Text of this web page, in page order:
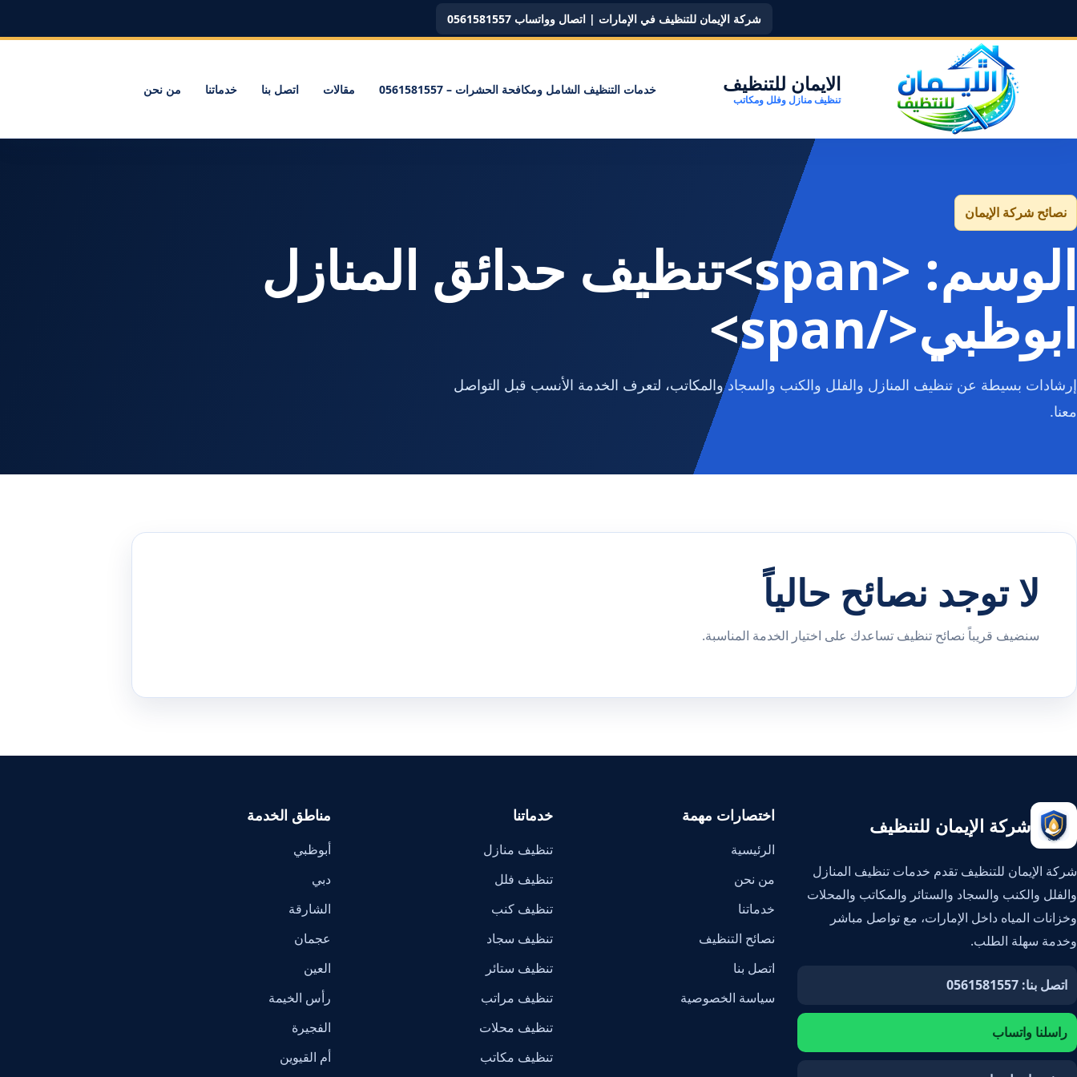
شركة الإيمان للتنظيف في الإمارات | اتصال وواتساب 0561581557
الايمان للتنظيف
تنظيف منازل وفلل ومكاتب
خدمات التنظيف الشامل ومكافحة الحشرات – 0561581557 مقالات اتصل بنا خدماتنا من نحن
نصائح شركة الإيمان
الوسم: <span>تنظيف حدائق المنازل
ابوظبي</span>
إرشادات بسيطة عن تنظيف المنازل والفلل والكنب والسجاد والمكاتب، لتعرف الخدمة الأنسب قبل التواصل
معنا.
لا توجد نصائح حالياً
سنضيف قريباً نصائح تنظيف تساعدك على اختيار الخدمة المناسبة.
شركة الإيمان للتنظيف
شركة الإيمان للتنظيف تقدم خدمات تنظيف المنازل
والفلل والكنب والسجاد والستائر والمكاتب والمحلات
وخزانات المياه داخل الإمارات، مع تواصل مباشر
وخدمة سهلة الطلب.
اتصل بنا: 0561581557
راسلنا واتساب
اختصارات مهمة
الرئيسية
من نحن
خدماتنا
نصائح التنظيف
اتصل بنا
سياسة الخصوصية
خدماتنا
تنظيف منازل
تنظيف فلل
تنظيف كنب
تنظيف سجاد
تنظيف ستائر
تنظيف مراتب
تنظيف محلات
تنظيف مكاتب
مناطق الخدمة
أبوظبي
دبي
الشارقة
عجمان
العين
رأس الخيمة
الفجيرة
أم القيوين